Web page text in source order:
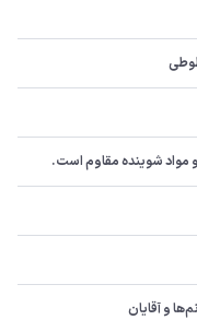
مواد شوینده مقاوم است.